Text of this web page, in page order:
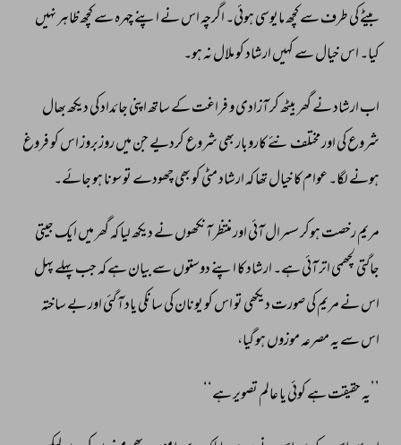
بیٹے کی طرف سے کچھ مایوسی ہوئی۔ اگرچہ اس نے اپنے چہرہ سے کچھ ظاہر نہیں
کیا۔ اس خیال سے کہیں ارشاد کو ملال نہ ہو۔
اب ارشاد نے گھر بیٹھ کر آزادی و فراغت کے ساتھ اپنی جائداد کی دیکھ بھال
شروع کی اور مختلف نئے کاروبار بھی شروع کردیے جن میں روزبروز اس کو فروغ
ہونے لگا۔ عوام کا خیال تھا کہ ارشاد مٹی کو بھی چھودے تو سونا ہو جائے۔
مریم رخصت ہوکر سسرال آئی اور منتظر آنکھوں نے دیکھ لیا کہ گھر میں ایک جیتی
جاگتی لچھمی اتر آئی ہے۔ ارشاد کا اپنے دوستوں سے بیان ہے کہ جب پہلے پہل
اس نے مریم کی صورت دیکھی تو اس کو یونان کی سانکی یاد آ گئی اور بے ساختہ
اس سے یہ مصرعہ موزوں ہو گیا،
’’یہ حقیقت ہے کوئی یا عالم تصویر ہے‘‘